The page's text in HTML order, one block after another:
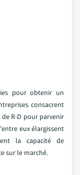
pour obtenir un
consacrent
R-D pour parvenir
eux élargissent
la capacité de
sur le marché.